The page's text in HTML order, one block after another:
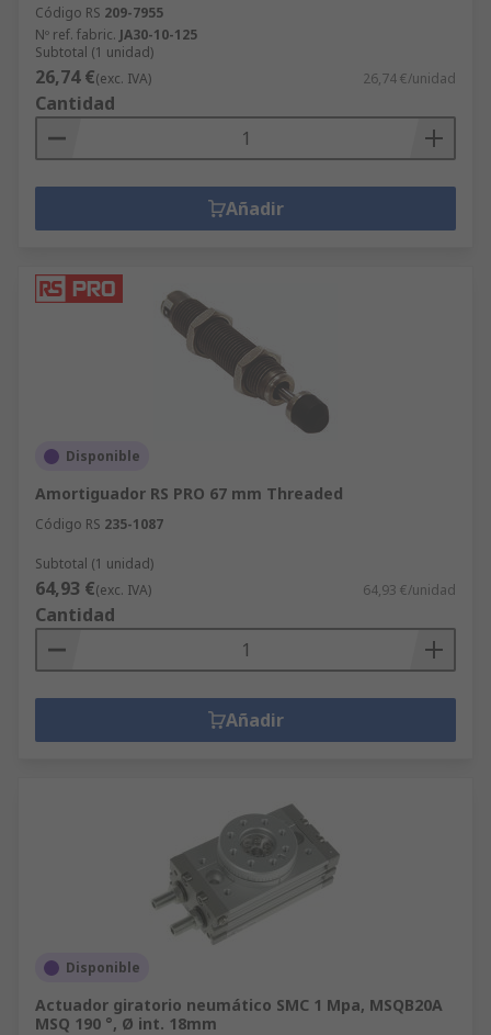
Código RS 209-7955
Nº ref. fabric. JA30-10-125
Subtotal (1 unidad)
26,74 €(exc. IVA) 26,74 €/unidad
Cantidad
Añadir
Disponible
Amortiguador RS PRO 67 mm Threaded
Código RS 235-1087
Subtotal (1 unidad)
64,93 €(exc. IVA) 64,93 €/unidad
Cantidad
Añadir
Disponible
Actuador giratorio neumático SMC 1 Mpa, MSQB20A
MSQ 190 °, Ø int. 18mm